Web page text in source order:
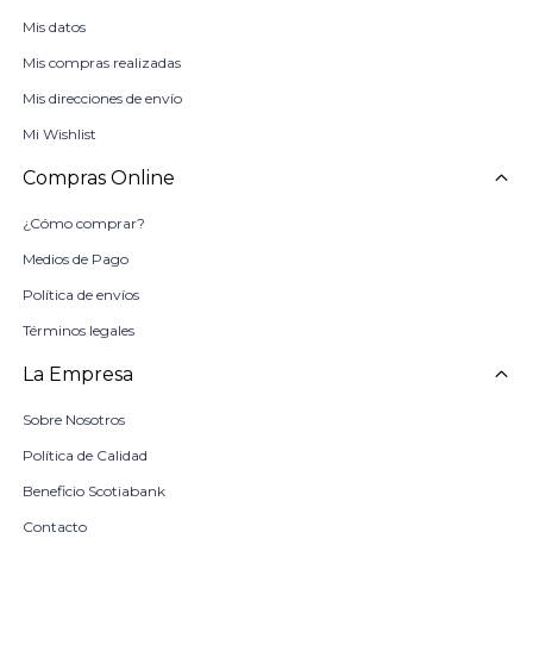
Mis datos
Mis compras realizadas
Mis direcciones de envío
Mi Wishlist
Compras Online
¿Cómo comprar?
Medios de Pago
Política de envíos
Términos legales
La Empresa
Sobre Nosotros
Política de Calidad
Beneficio Scotiabank
Contacto